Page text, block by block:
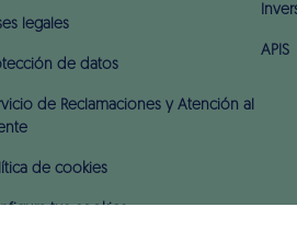
legales
de datos
de Reclamaciones y Atención al
de cookies
tus cookies
APIS